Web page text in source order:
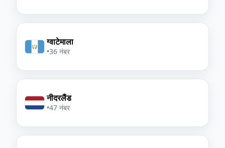
ग्वाटेमाला
•36 नंबर
नीदरलैंड
•47 नंबर